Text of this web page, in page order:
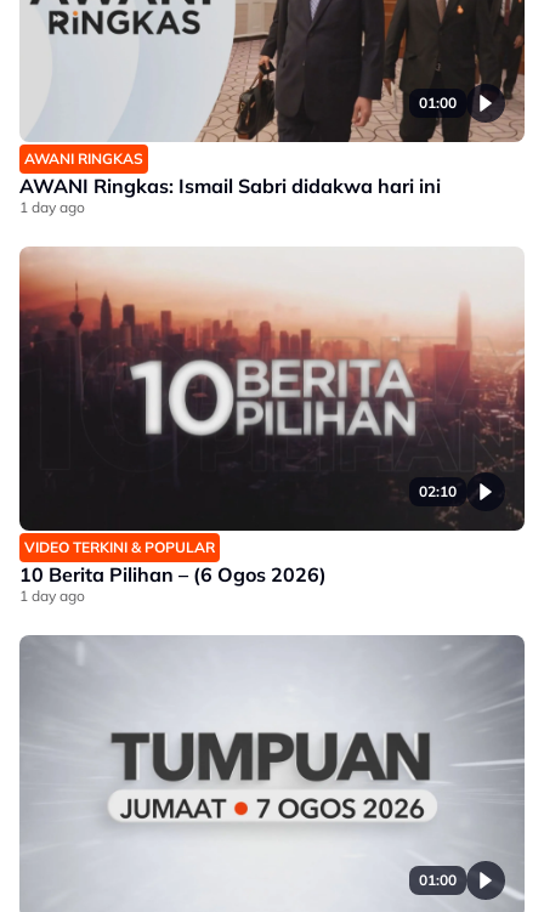
01:00
AWANI RINGKAS
AWANI Ringkas: Ismail Sabri didakwa hari ini
1 day ago
02:10
VIDEO TERKINI & POPULAR
10 Berita Pilihan – (6 Ogos 2026)
1 day ago
01:00